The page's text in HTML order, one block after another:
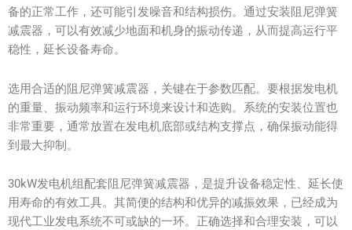
备的正常工作，还可能引发噪音和结构损伤。通过安装阻尼弹簧
减震器，可以有效减少地面和机身的振动传递，从而提高运行平
稳性，延长设备寿命。
选用合适的阻尼弹簧减震器，关键在于参数匹配。要根据发电机
的重量、振动频率和运行环境来设计和选购。系统的安装位置也
非常重要，通常放置在发电机底部或结构支撑点，确保振动能得
到最大抑制。
30kW发电机组配套阻尼弹簧减震器，是提升设备稳定性、延长使
用寿命的有效工具。其简便的结构和优异的减振效果，已经成为
现代工业发电系统不可或缺的一环。正确选择和合理安装，可以